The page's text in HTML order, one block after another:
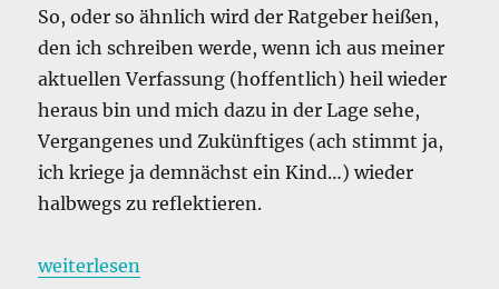
So, oder so ähnlich wird der Ratgeber heißen,
den ich schreiben werde, wenn ich aus meiner
aktuellen Verfassung (hoffentlich) heil wieder
heraus bin und mich dazu in der Lage sehe,
Vergangenes und Zukünftiges (ach stimmt ja,
ich kriege ja demnächst ein Kind…) wieder
halbwegs zu reflektieren.
„Der fatalistische Stoizismus oder die Kunst, das
weiterlesen